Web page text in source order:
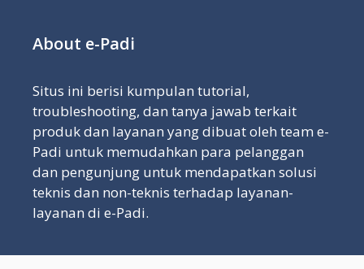
About e-Padi
Situs ini berisi kumpulan tutorial,
troubleshooting, dan tanya jawab terkait
produk dan layanan yang dibuat oleh team e-
Padi untuk memudahkan para pelanggan
dan pengunjung untuk mendapatkan solusi
teknis dan non-teknis terhadap layanan-
layanan di e-Padi.